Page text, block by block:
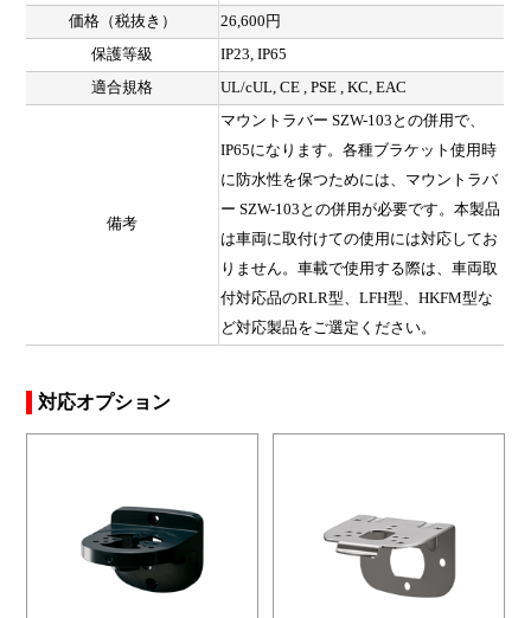
価格（税抜き）
26,600円
保護等級
IP23, IP65
適合規格
UL/cUL, CE , PSE , KC, EAC
備考
マウントラバー SZW-103との併用で、
IP65になります。各種ブラケット使用時
に防水性を保つためには、マウントラバ
ー SZW-103との併用が必要です。本製品
は車両に取付けての使用には対応してお
りません。車載で使用する際は、車両取
付対応品のRLR型、LFH型、HKFM型な
ど対応製品をご選定ください。
対応オプション